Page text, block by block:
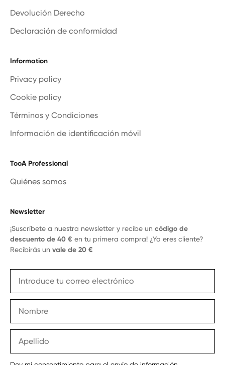
Devolución Derecho
Declaración de conformidad
Information
Privacy policy
Cookie policy
Términos y Condiciones
Información de identificación móvil
TooA Professional
Quiénes somos
Newsletter
¡Suscríbete a nuestra newsletter y recibe un código de
descuento de 40 € en tu primera compra! ¿Ya eres cliente?
Recibirás un vale de 20 €